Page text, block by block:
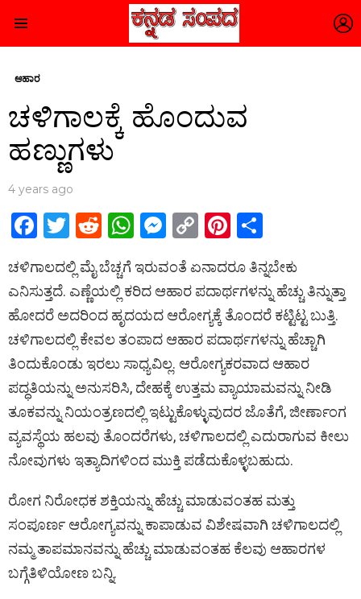
ಆಹಾರ
ಚಳಿಗಾಲಕ್ಕೆ ಹೊಂದುವ
ಹಣ್ಣುಗಳು
4 years ago
F
ce
b
o
o
k
T
tt
er
R
d
di
t
W
at
s
A
p
p
M
se
n
g
er
C
py
Li
n
k
Pi
er
es
t
ar
e
ಚಳಿಗಾಲದಲ್ಲಿ ಮೈ ಬೆಚ್ಚಗೆ ಇರುವಂತೆ ಏನಾದರೂ ತಿನ್ನಬೇಕು
ಎನಿಸುತ್ತದೆ. ಎಣ್ಣೆಯಲ್ಲಿ ಕರಿದ ಆಹಾರ ಪದಾರ್ಥಗಳನ್ನು ಹೆಚ್ಚು ತಿನ್ನುತ್ತಾ
ಹೋದರೆ ಅದರಿಂದ ಹೃದಯದ ಆರೋಗ್ಯಕ್ಕೆ ತೊಂದರೆ ಕಟ್ಟಿಟ್ಟ ಬುತ್ತಿ.
ಚಳಿಗಾಲದಲ್ಲಿ ಕೇವಲ ತಂಪಾದ ಆಹಾರ ಪದಾರ್ಥಗಳನ್ನು ಹೆಚ್ಚಾಗಿ
ತಿಂದುಕೊಂಡು ಇರಲು ಸಾಧ್ಯವಿಲ್ಲ. ಆರೋಗ್ಯಕರವಾದ ಆಹಾರ
ಪದ್ಧತಿಯನ್ನು ಅನುಸರಿಸಿ, ದೇಹಕ್ಕೆ ಉತ್ತಮ ವ್ಯಾಯಾಮವನ್ನು ನೀಡಿ
ತೂಕವನ್ನು ನಿಯಂತ್ರಣದಲ್ಲಿ ಇಟ್ಟುಕೊಳ್ಳುವುದರ ಜೊತೆಗೆ, ಜೀರ್ಣಾಂಗ
ವ್ಯವಸ್ಥೆಯ ಹಲವು ತೊಂದರೆಗಳು, ಚಳಿಗಾಲದಲ್ಲಿ ಎದುರಾಗುವ ಕೀಲು
ನೋವುಗಳು ಇತ್ಯಾದಿಗಳಿಂದ ಮುಕ್ತಿ ಪಡೆದುಕೊಳ್ಳಬಹುದು.
ರೋಗ ನಿರೋಧಕ ಶಕ್ತಿಯನ್ನು ಹೆಚ್ಚು ಮಾಡುವಂತಹ ಮತ್ತು
ಸಂಪೂರ್ಣ ಆರೋಗ್ಯವನ್ನು ಕಾಪಾಡುವ ವಿಶೇಷವಾಗಿ ಚಳಿಗಾಲದಲ್ಲಿ
ನಮ್ಮ ತಾಪಮಾನವನ್ನು ಹೆಚ್ಚು ಮಾಡುವಂತಹ ಕೆಲವು ಆಹಾರಗಳ
ಬಗ್ಗೆತಿಳಿಯೋಣ ಬನ್ನಿ.